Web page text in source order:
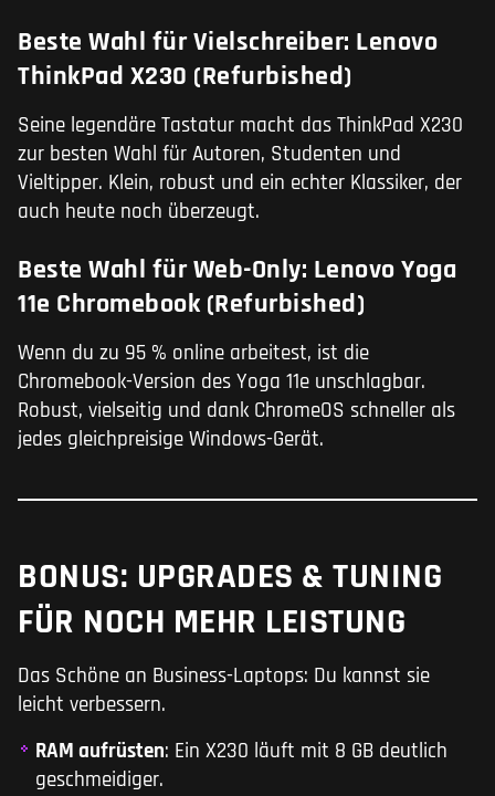
Beste Wahl für Vielschreiber: Lenovo
ThinkPad X230 (Refurbished)
Seine legendäre Tastatur macht das ThinkPad X230
zur besten Wahl für Autoren, Studenten und
Vieltipper. Klein, robust und ein echter Klassiker, der
auch heute noch überzeugt.
Beste Wahl für Web-Only: Lenovo Yoga
11e Chromebook (Refurbished)
Wenn du zu 95 % online arbeitest, ist die
Chromebook-Version des Yoga 11e unschlagbar.
Robust, vielseitig und dank ChromeOS schneller als
jedes gleichpreisige Windows-Gerät.
BONUS: UPGRADES & TUNING
FÜR NOCH MEHR LEISTUNG
Das Schöne an Business-Laptops: Du kannst sie
leicht verbessern.
RAM aufrüsten: Ein X230 läuft mit 8 GB deutlich
geschmeidiger.